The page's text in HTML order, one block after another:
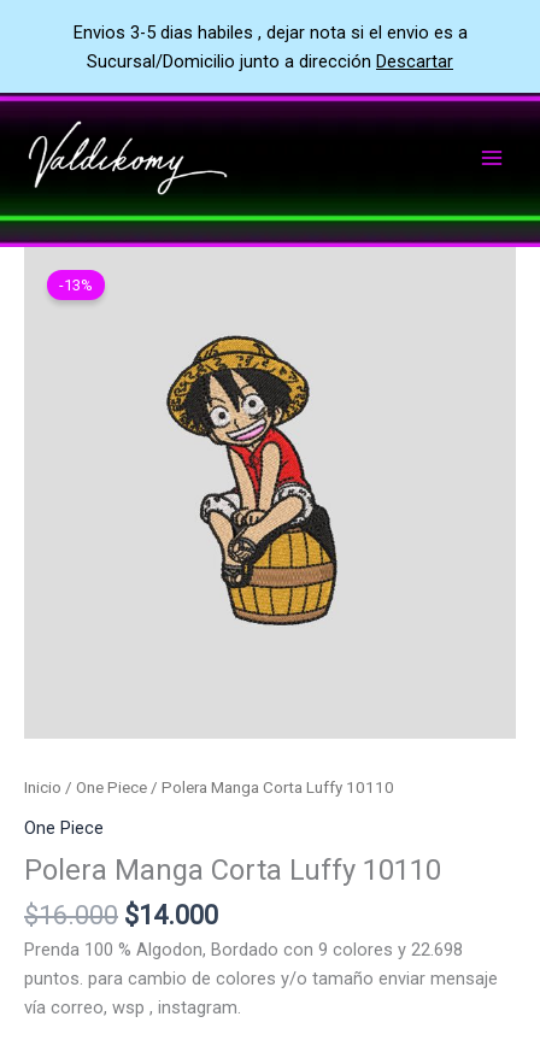
Envios 3-5 dias habiles , dejar nota si el envio es a
Sucursal/Domicilio junto a dirección Descartar
al
contenido
-13%
Inicio / One Piece / Polera Manga Corta Luffy 10110
One Piece
Polera Manga Corta Luffy 10110
$16.000 El
precio
original
era:
$14.000El
precio
actual
es:
Prenda 100 % Algodon, Bordado con 9 colores y 22.698
puntos. para cambio de colores y/o tamaño enviar mensaje
vía correo, wsp , instagram.